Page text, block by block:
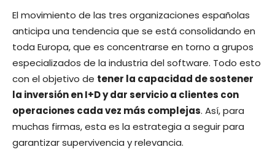
El movimiento de las tres organizaciones españolas
anticipa una tendencia que se está consolidando en
toda Europa, que es concentrarse en torno a grupos
especializados de la industria del software. Todo esto
con el objetivo de tener la capacidad de sostener
la inversión en I+D y dar servicio a clientes con
operaciones cada vez más complejas. Así, para
muchas firmas, esta es la estrategia a seguir para
garantizar supervivencia y relevancia.